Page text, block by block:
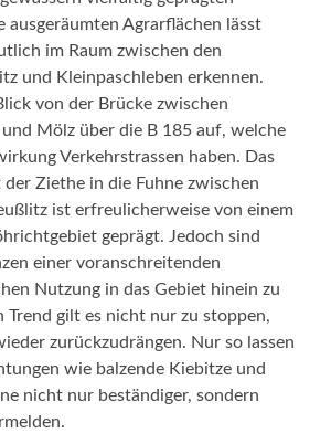
ausgeräumten Agrarflächen lässt
im Raum zwischen den
und Kleinpaschleben erkennen.
von der Brücke zwischen
und Mölz über die B 185 auf, welche
Verkehrstrassen haben. Das
Ziethe in die Fuhne zwischen
ist erfreulicherweise von einem
geprägt. Jedoch sind
einer voranschreitenden
Nutzung in das Gebiet hinein zu
Trend gilt es nicht nur zu stoppen,
zurückzudrängen. Nur so lassen
wie balzende Kiebitze und
nicht nur beständiger, sondern